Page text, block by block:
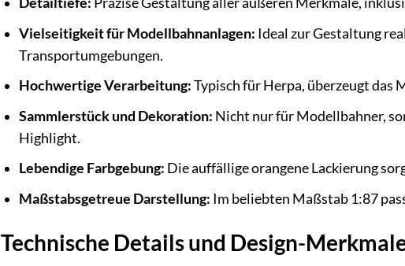
Vielseitigkeit für Modellbahnanlagen: Ideal zur Gestaltung
Transportumgebungen.
Hochwertige Verarbeitung:Typisch für Herpa, überzeugt das
Sammlerstück und Dekoration: Nicht nur für Modellbahner,
Highlight.
Lebendige Farbgebung: Die auffällige orangene Lackierung
Maßstabsgetreue Darstellung: Im beliebten Maßstab 1:87
Technische Details und Design-